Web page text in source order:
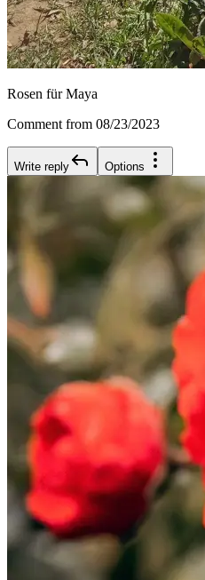
Rosen für Maya
Comment from 08/23/2023
Write reply Options